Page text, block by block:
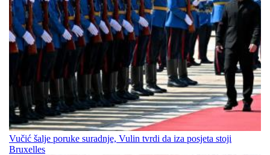
Vučić šalje poruke suradnje, Vulin tvrdi da iza posjeta stoji
Bruxelles